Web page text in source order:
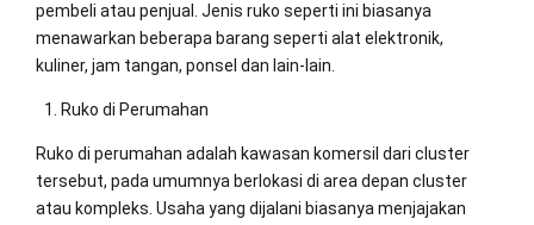
pembeli atau penjual. Jenis ruko seperti ini biasanya
menawarkan beberapa barang seperti alat elektronik,
kuliner, jam tangan, ponsel dan lain-lain.
Ruko di Perumahan
Ruko di perumahan adalah kawasan komersil dari cluster
tersebut, pada umumnya berlokasi di area depan cluster
atau kompleks. Usaha yang dijalani biasanya menjajakan